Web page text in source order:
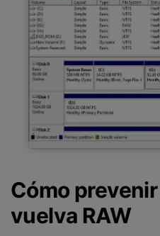
Cómo
vuelva RAW